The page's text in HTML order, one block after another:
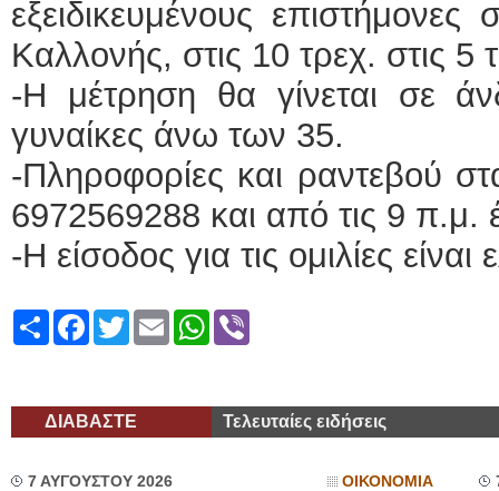
εξειδικευμένους
Καλλονής, στις 10 τρεχ. στις 5
-Η μέτρηση θα γίνεται σε
γυναίκες άνω των 35.
-Πληροφορίες και ραντεβού
6972569288 και από τις 9 π.μ.
-Η είσοδος για τις ομιλίες
ShareFacebook
TwitterEmailWhatsApp
ΔΙΑΒΑΣΤΕ Τελευταίες ειδήσεις
7 ΑΥΓΟΥΣΤΟΥ 2026 ΟΙΚΟΝΟΜΙΑ